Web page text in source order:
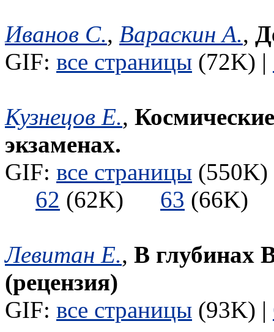
Иванов С., Вараскин А.,
GIF: все страницы (72K) |
Кузнецов Е.,
экзаменах.
GIF: все страницы
62 (62K) 63
Левитан Е., В глубинах
(рецензия)
GIF: все страницы (93K) |